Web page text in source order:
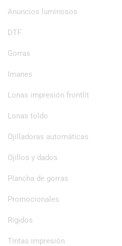
Anuncios luminosos
DTF
Gorras
Imanes
Lonas impresión frontlit
Lonas toldo
Ojilladoras automáticas
Ojillos y dados
Plancha de gorras
Promocionales
Rígidos
Tintas impresión